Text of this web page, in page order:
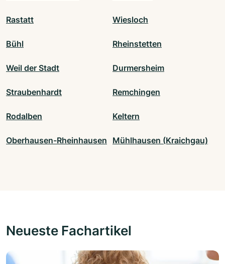
Rastatt Wiesloch
Bühl Rheinstetten
Weil der Stadt Durmersheim
Straubenhardt Remchingen
Rodalben Keltern
Oberhausen-Rheinhausen Mühlhausen (Kraichgau)
Neueste Fachartikel